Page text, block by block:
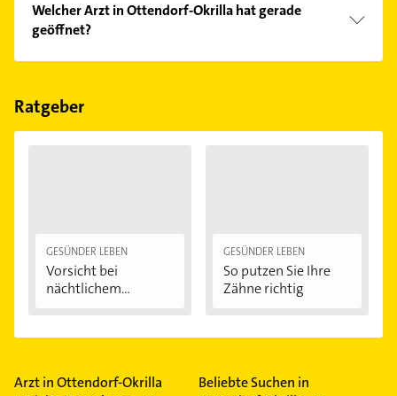
Kundenmeinungen und profitieren Sie von den
Empfehlungen. Die Suchergebnisse können Sie sich
einfach nachBewertungensortiert anzeigen lassen.
Welcher Arzt in Ottendorf-Okrilla hat gerade
geöffnet?
Im Anbieter-Bereich finden Sie alleÖffnungszeiten.
Feiertagen abweichen können.
Ratgeber
GESÜNDER LEBEN
Vorsicht bei
nächtlichem
GESÜNDER LEBEN
So putzen Sie Ihre
Zähne richtig
Arzt in Ottendorf-Okrilla
Beliebte Suchen in